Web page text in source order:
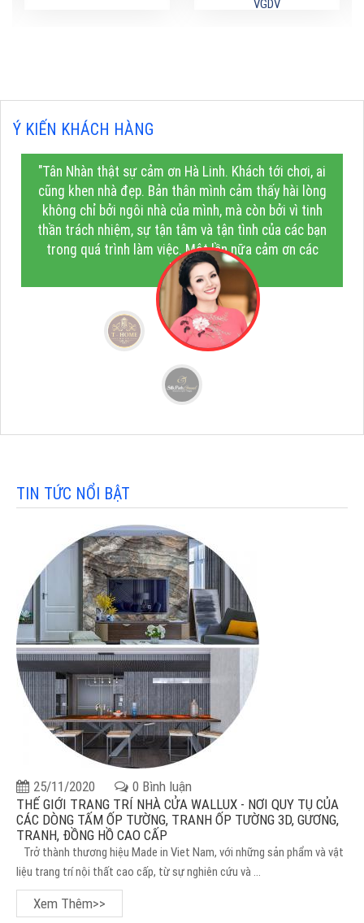
VGDV
Ý KIẾN KHÁCH HÀNG
"Tân Nhàn thật sự cảm ơn Hà Linh. Khách tới chơi, ai
cũng khen nhà đẹp. Bản thân mình cảm thấy hài lòng
không chỉ bởi ngôi nhà của mình, mà còn bởi vì tinh
thần trách nhiệm, sự tận tâm và tận tình của các bạn
trong quá trình làm việc. Một lần nữa cảm ơn các
bạn!"
TIN TỨC NỔI BẬT
25/11/2020
0 Bình luận
THẾ GIỚI TRANG TRÍ NHÀ CỬA WALLUX - NƠI QUY TỤ CỦA
CÁC DÒNG TẤM ỐP TƯỜNG, TRANH ỐP TƯỜNG 3D, GƯƠNG,
TRANH, ĐỒNG HỒ CAO CẤP
Trở thành thương hiệu Made in Viet Nam, với những sản phẩm và vật
liệu trang trí nội thất cao cấp, từ sự nghiên cứu và ...
Xem Thêm>>